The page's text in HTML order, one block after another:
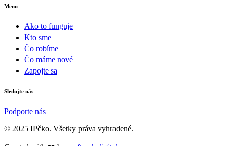
Menu
Ako to funguje
Kto sme
Čo robíme
Čo máme nové
Zapojte sa
Sledujte nás
Podporte nás
© 2025 IPčko. Všetky práva vyhradené.